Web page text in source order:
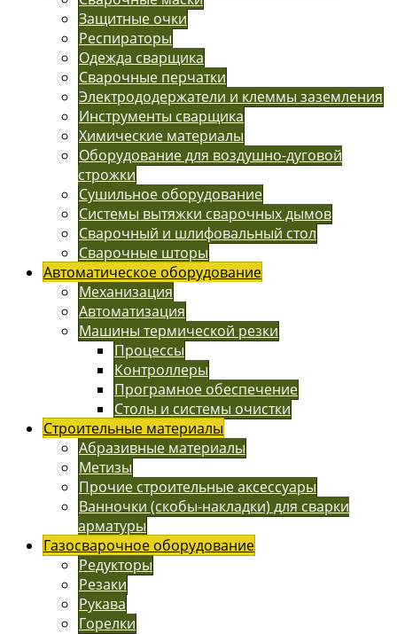
Защитные очки
Респираторы
Одежда сварщика
Сварочные перчатки
Электрододержатели и клеммы заземления
Инструменты сварщика
Химические материалы
Оборудование для воздушно-дуговой
строжки
Сушильное оборудование
Системы вытяжки сварочных дымов
Сварочный и шлифовальный стол
Сварочные шторы
Автоматическое оборудование
Механизация
Автоматизация
Машины термической резки
Процессы
Контроллеры
Програмное обеспечение
Столы и системы очистки
Строительные материалы
Абразивные материалы
Метизы
Прочие строительные аксессуары
Ванночки (скобы-накладки) для сварки
арматуры
Газосварочное оборудование
Редукторы
Резаки
Рукава
Горелки